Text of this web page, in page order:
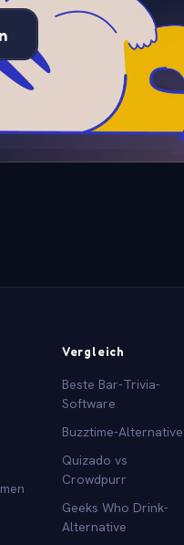
Vergleich
Beste Bar-Trivia-
Software
Buzztime-Alternative
Quizado vs
Crowdpurr
Geeks Who Drink-
Alternative